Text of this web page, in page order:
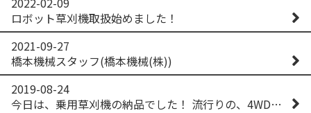
ロボット草刈機取扱始めました！
2021-09-27
橋本機械スタッフ(橋本機械(株))
2019-08-24
今日は、乗用草刈機の納品でした！ 流行りの、4WD！ #イセキアグリ #オーレック #四駆 #増税間近